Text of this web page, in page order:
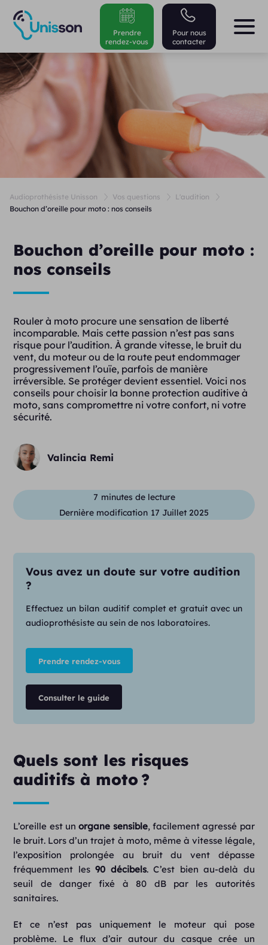
Pour nous
contacter
Prendre
rendez-vous
Audioprothésiste Unisson Vos questions
L'audition
Bouchon d’oreille pour moto : nos conseils
Bouchon d’oreille pour moto :
nos conseils
Rouler à moto procure une sensation de liberté
incomparable. Mais cette passion n’est pas sans
risque pour l’audition. À grande vitesse, le bruit du
vent, du moteur ou de la route peut endommager
progressivement l’ouïe, parfois de manière
irréversible. Se protéger devient essentiel. Voici nos
conseils pour choisir la bonne protection auditive à
moto, sans compromettre ni votre confort, ni votre
sécurité.
Valincia Remi
7 minutes de lecture
Dernière modification 17 Juillet 2025
Vous avez un doute sur votre audition
?
Effectuez un bilan auditif complet et gratuit avec un
audioprothésiste au sein de nos laboratoires.
Prendre rendez-vous
Consulter le guide
Quels sont les risques
auditifs à moto ?
L’oreille est unorgane sensible, facilement agressé par
le bruit. Lors d’un trajet à moto, même à vitesse légale,
l’exposition prolongée au bruit du vent dépasse
fréquemment les90 décibels. C’est bien au-delà du
seuil de danger fixé à 80 dB par les autorités
sanitaires.
Et ce n’est pas uniquement le moteur qui pose
problème. Le flux d’air autour du casque crée un